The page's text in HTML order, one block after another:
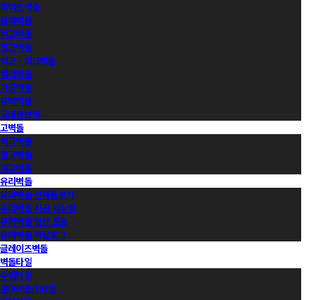
화이트벽돌
블랙벽돌
적고벽돌
청고벽돌
백고ㆍ회고벽돌
컬러벽돌
가공벽돌
유약벽돌
국내롱브릭
고벽돌
적고벽돌
청고벽돌
백고벽돌
유리벽돌
유리벽돌 전제품보기
유리벽돌 시공 매뉴얼
유리벽돌 영상 모음
유리벽돌 카달로그
글레이즈벽돌
벽돌타일
수입타일
롱(와이드) 타일